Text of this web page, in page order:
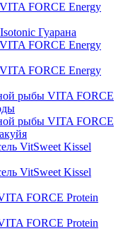
FORCE Energy
Гуарана
FORCE Energy
FORCE Energy
рыбы VITA FORCE
рыбы VITA FORCE
VitSweet Kissel
VitSweet Kissel
FORCE Protein
FORCE Protein